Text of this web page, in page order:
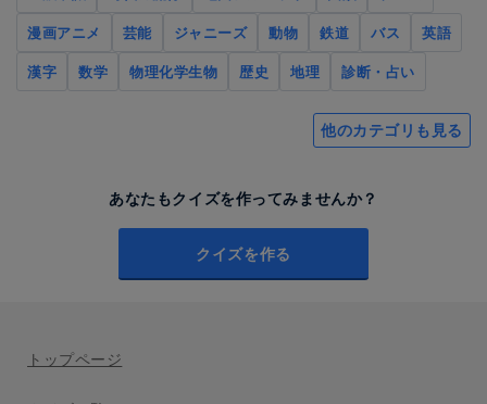
漫画アニメ
芸能 ジャニーズ 動物 鉄道 バス
英語
漢字
数学 物理化学生物 歴史 地理 診断・占い
他のカテゴリも見る
あなたもクイズを作ってみませんか？
クイズを作る
トップページ